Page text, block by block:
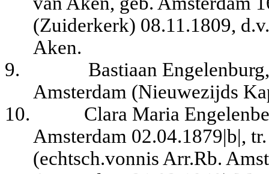
(Zuiderkerk) 08.11.1809,
Aken.
9.
Bastiaan
Amsterdam (Nieuwezijds
10.
Clara Maria
Amsterdam 02.04.1879|b|,
(echtsch.vonnis Arr.Rb.